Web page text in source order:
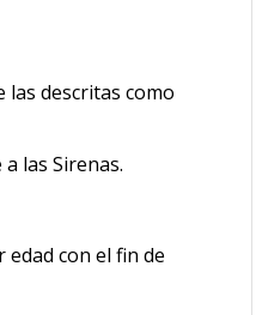
las descritas como
las Sirenas.
con el fin de